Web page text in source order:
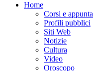
Home
Corsi e
Profili pubblici
Siti Web
Notizie
Cultura
Video
Oroscopo